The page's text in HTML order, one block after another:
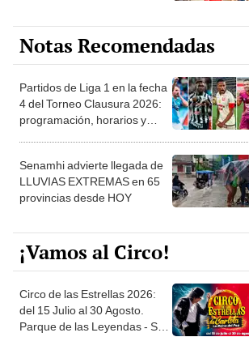
Notas Recomendadas
Partidos de Liga 1 en la fecha
4 del Torneo Clausura 2026:
programación, horarios y
Senamhi advierte llegada de
LLUVIAS EXTREMAS en 65
provincias desde HOY
¡Vamos al Circo!
Circo de las Estrellas 2026:
del 15 Julio al 30 Agosto.
Parque de las Leyendas - San